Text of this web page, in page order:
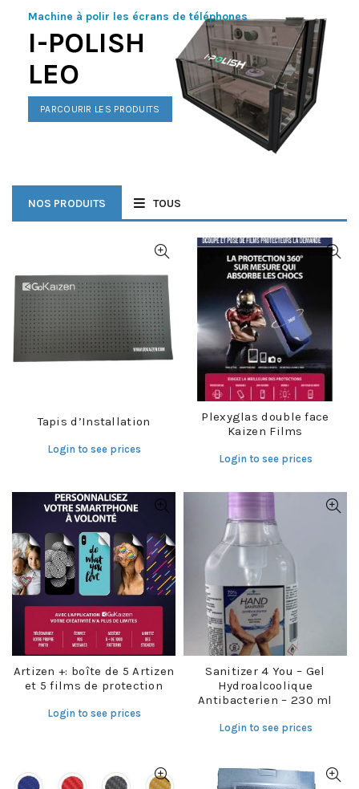
Machine à polir les écrans de téléphones
I-POLISH
LEO
PARCOURIR LES PRODUITS
NOS PRODUITS TOUS
Tapis d’Installation
Login to see prices
Plexyglas double face
Kaizen Films
Login to see prices
Artizen +: boîte de 5 Artizen
et 5 films de protection
Login to see prices
Sanitizer 4 You – Gel
Hydroalcoolique
Antibacterien – 230 ml
Login to see prices